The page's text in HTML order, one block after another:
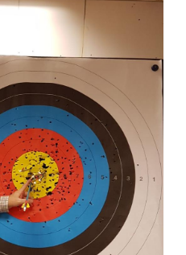
nº 2 de la
Santiago Apóstol de
apuesta educativa tras su
en una ciudad de
que es la capital
de Galicia y muy
Portugal.